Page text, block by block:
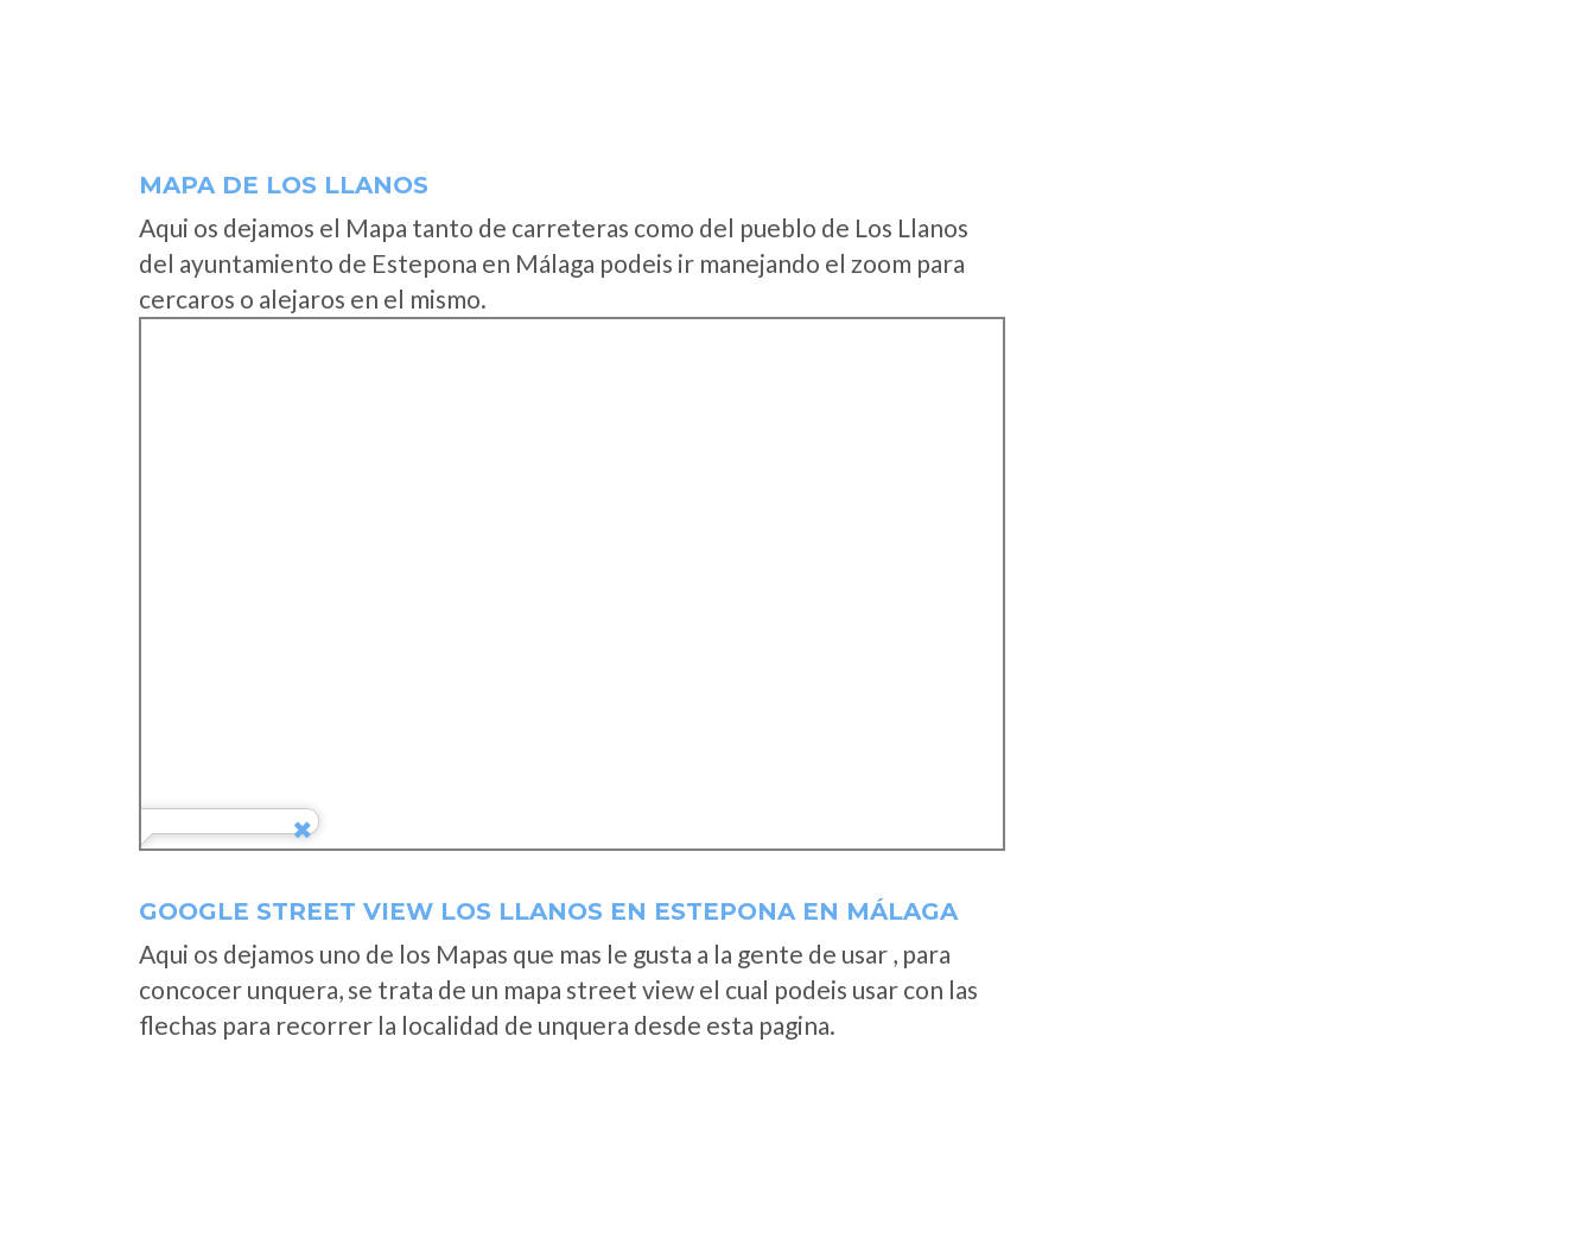
MAPA DE LOS LLANOS
Aqui os dejamos el Mapa tanto de carreteras como del pueblo de Los Llanos
del ayuntamiento de Estepona en Málaga podeis ir manejando el zoom para
cercaros o alejaros en el mismo.
GOOGLE STREET VIEW LOS LLANOS EN ESTEPONA EN MÁLAGA
Aqui os dejamos uno de los Mapas que mas le gusta a la gente de usar , para
concocer unquera, se trata de un mapa street view el cual podeis usar con las
flechas para recorrer la localidad de unquera desde esta pagina.